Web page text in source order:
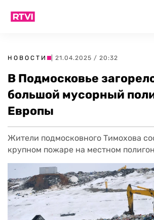
НОВОСТИ | 21.04.2025 / 20:32
В Подмосковье
большой мусорный
Европы
Жители подмосковного Тимохова
крупном пожаре на местном